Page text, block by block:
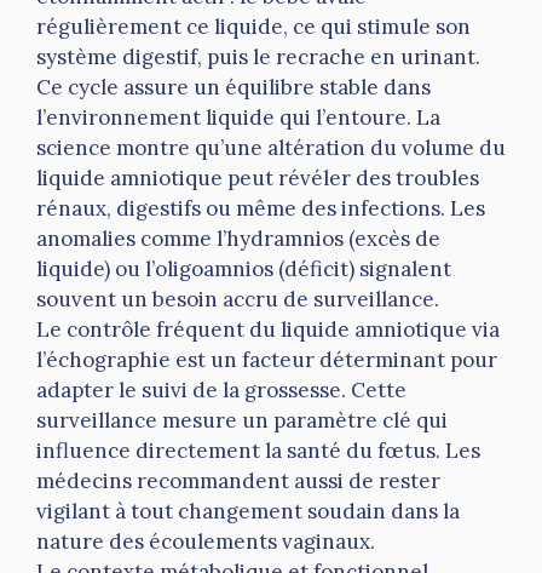
régulièrement ce liquide, ce qui stimule son
système digestif, puis le recrache en urinant.
Ce cycle assure un équilibre stable dans
l’environnement liquide qui l’entoure. La
science montre qu’une altération du volume du
liquide amniotique peut révéler des troubles
rénaux, digestifs ou même des infections. Les
anomalies comme l’hydramnios (excès de
liquide) ou l’oligoamnios (déficit) signalent
souvent un besoin accru de surveillance.
Le contrôle fréquent du liquide amniotique via
l’échographie est un facteur déterminant pour
adapter le suivi de la grossesse. Cette
surveillance mesure un paramètre clé qui
influence directement la santé du fœtus. Les
médecins recommandent aussi de rester
vigilant à tout changement soudain dans la
nature des écoulements vaginaux.